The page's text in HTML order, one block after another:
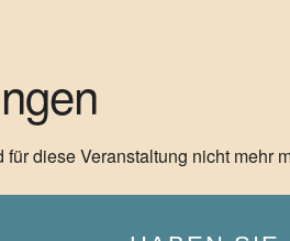
für diese Veranstaltung nicht mehr